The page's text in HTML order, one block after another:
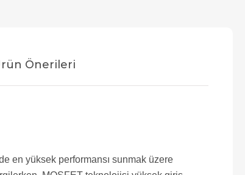
Önerileri
en yüksek performansı sunmak üzere